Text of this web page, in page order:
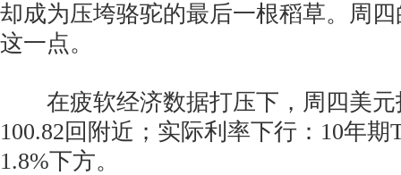
却成为压垮骆驼的最后一根稻草。周
这一点。
在疲软经济数据打压下，周四美元
100.82回附近；实际利率下行：10年期
1.8%下方。